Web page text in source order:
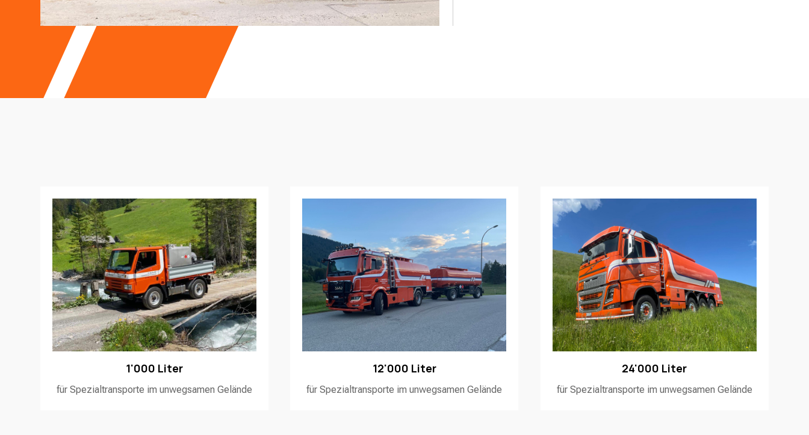
1'000 Liter
für Spezialtransporte im unwegsamen Gelände
12'000 Liter
für Spezialtransporte im unwegsamen Gelände
24'000 Liter
für Spezialtransporte im unwegsamen Gelände